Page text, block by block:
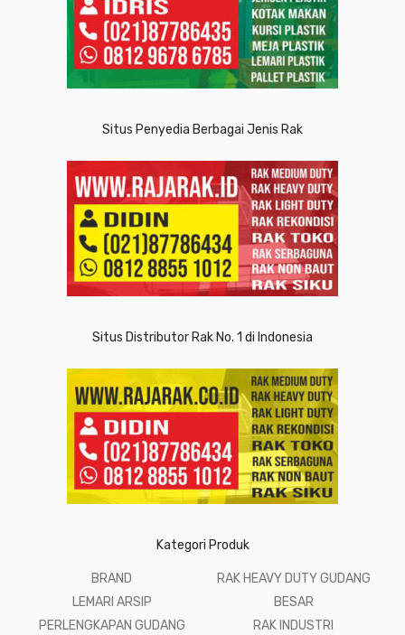
Situs Penyedia Berbagai Jenis Rak
Situs Distributor Rak No. 1 di Indonesia
Kategori Produk
BRAND
LEMARI ARSIP
PERLENGKAPAN GUDANG
RAK HEAVY DUTY GUDANG
BESAR
RAK INDUSTRI